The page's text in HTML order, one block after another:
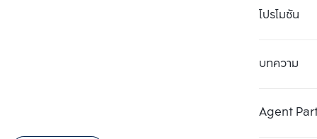
โปรโมชัน
บทความ
Agent